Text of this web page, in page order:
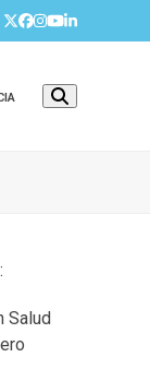
Twitter
Facebook
Instagram
YouTube
LinkedIn
Salud